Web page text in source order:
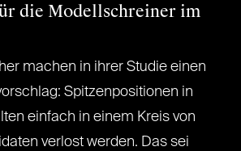
die Modellschreiner im
machen in ihrer Studie einen
Spitzenpositionen in
einfach in einem Kreis von
verlost werden. Das sei